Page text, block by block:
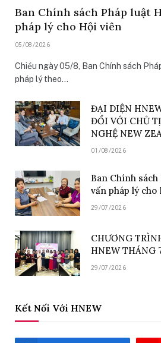
Ban Chính sách Pháp luật
pháp lý cho Hội viên
05/08/2026
Chiều ngày 05/8, Ban Chính sách
pháp lý theo…
ĐẠI DIỆN
ĐỔI VỚI CHỦ
NGHỆ NEW
01/08/2026
Ban Chính
vấn pháp lý cho
29/07/2026
CHƯƠNG
HNEW THÁNG
29/07/2026
Kết Nối Với HNEW